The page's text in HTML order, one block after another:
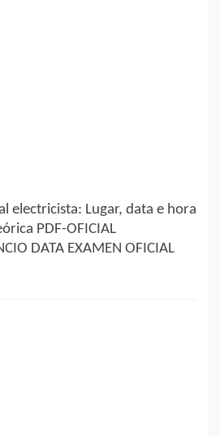
electricista: Lugar, data e hora
PDF-OFICIAL
DATA EXAMEN OFICIAL